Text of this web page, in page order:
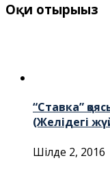
Оқи отырыңыз
“Ставка”
(Желідегі
Шілде 2, 2016